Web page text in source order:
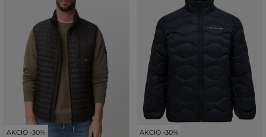
AKCIÓ -30% AKCIÓ -30%